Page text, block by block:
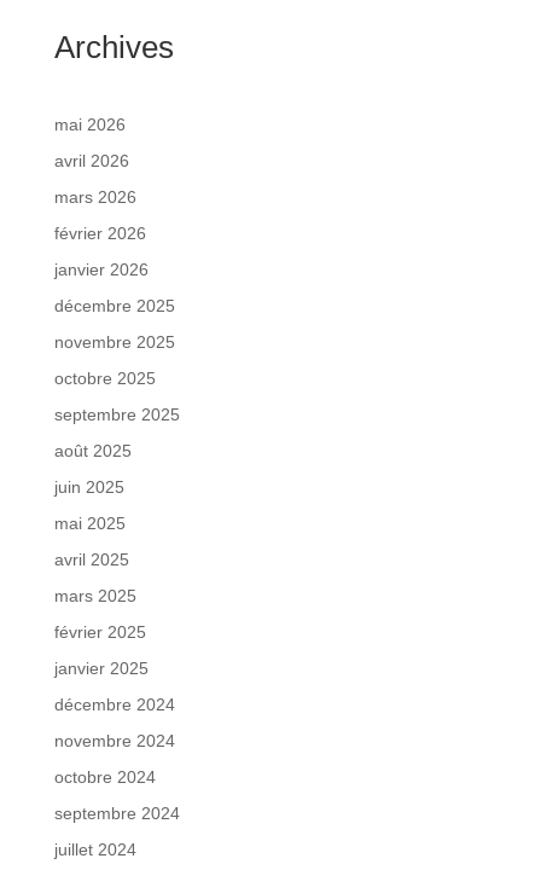
Archives
mai 2026
avril 2026
mars 2026
février 2026
janvier 2026
décembre 2025
novembre 2025
octobre 2025
septembre 2025
août 2025
juin 2025
mai 2025
avril 2025
mars 2025
février 2025
janvier 2025
décembre 2024
novembre 2024
octobre 2024
septembre 2024
juillet 2024